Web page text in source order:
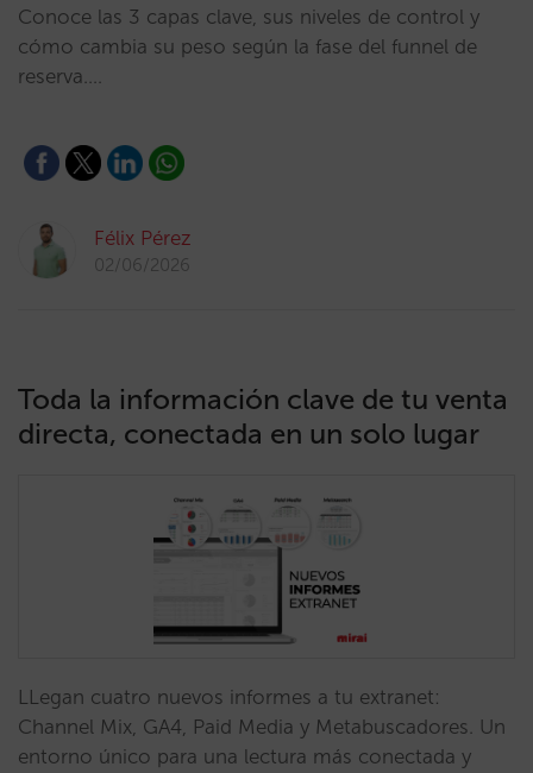
Conoce las 3 capas clave, sus niveles de control y
cómo cambia su peso según la fase del funnel de
reserva.…
Félix Pérez
02/06/2026
Toda la información clave de tu venta
directa, conectada en un solo lugar
LLegan cuatro nuevos informes a tu extranet:
Channel Mix, GA4, Paid Media y Metabuscadores. Un
entorno único para una lectura más conectada y